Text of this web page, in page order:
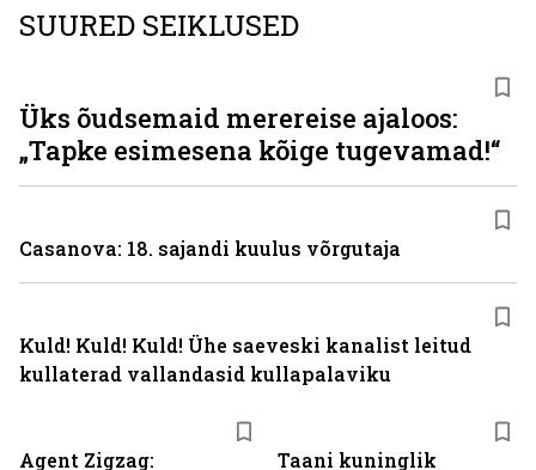
SUURED SEIKLUSED
Agent Zigzag: Taani kuninglik
Üks õudsemaid merereise ajaloos:
„Tapke esimesena kõige tugevamad!“
Casanova: 18. sajandi kuulus võrgutaja
Kuld! Kuld! Kuld! Ühe saeveski kanalist leitud
kullaterad vallandasid kullapalaviku